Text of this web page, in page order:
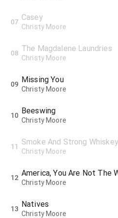
07 Casey
Christy Moore
08 The Magdalene Laundries
Christy Moore
09 Missing You
Christy Moore
10 Beeswing
Christy Moore
11 Smoke And Strong Whiskey
Christy Moore
12 America, You Are Not The
Christy Moore
13 Natives
Christy Moore